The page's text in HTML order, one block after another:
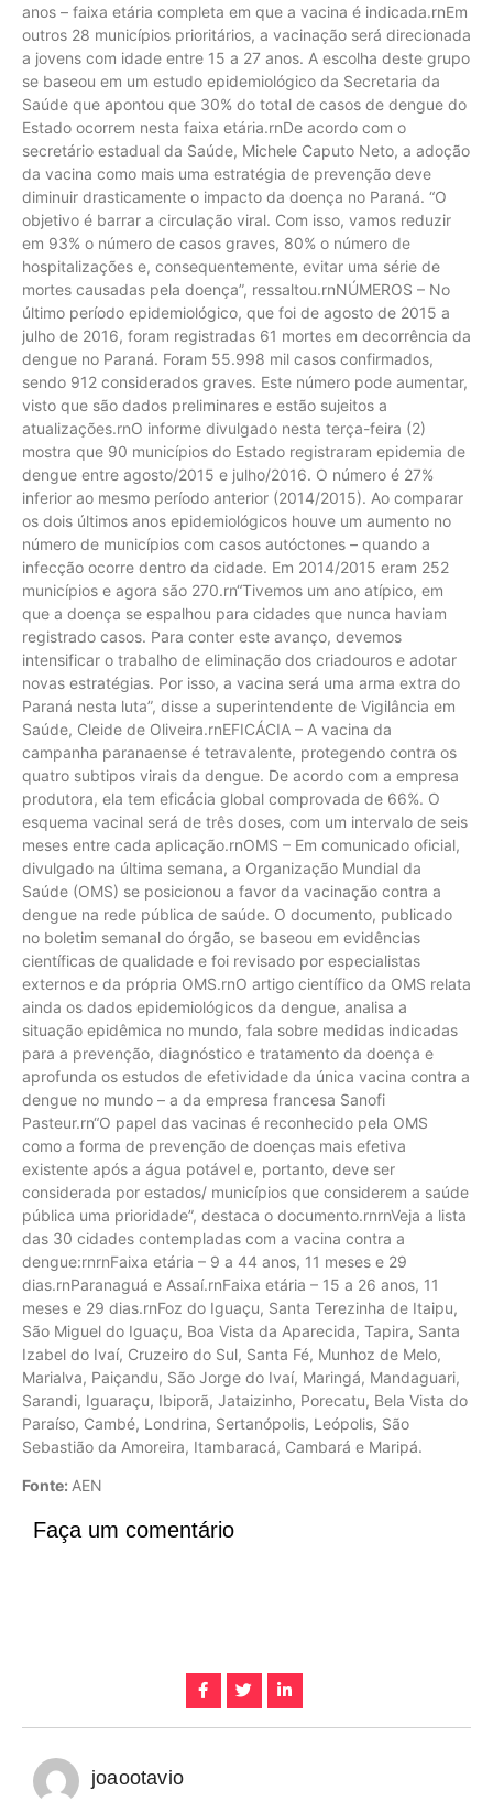
anos – faixa etária completa em que a vacina é indicada.rnEm
outros 28 municípios prioritários, a vacinação será direcionada
a jovens com idade entre 15 a 27 anos. A escolha deste grupo
se baseou em um estudo epidemiológico da Secretaria da
Saúde que apontou que 30% do total de casos de dengue do
Estado ocorrem nesta faixa etária.rnDe acordo com o
secretário estadual da Saúde, Michele Caputo Neto, a adoção
da vacina como mais uma estratégia de prevenção deve
diminuir drasticamente o impacto da doença no Paraná. “O
objetivo é barrar a circulação viral. Com isso, vamos reduzir
em 93% o número de casos graves, 80% o número de
hospitalizações e, consequentemente, evitar uma série de
mortes causadas pela doença”, ressaltou.rnNÚMEROS – No
último período epidemiológico, que foi de agosto de 2015 a
julho de 2016, foram registradas 61 mortes em decorrência da
dengue no Paraná. Foram 55.998 mil casos confirmados,
sendo 912 considerados graves. Este número pode aumentar,
visto que são dados preliminares e estão sujeitos a
atualizações.rnO informe divulgado nesta terça-feira (2)
mostra que 90 municípios do Estado registraram epidemia de
dengue entre agosto/2015 e julho/2016. O número é 27%
inferior ao mesmo período anterior (2014/2015). Ao comparar
os dois últimos anos epidemiológicos houve um aumento no
número de municípios com casos autóctones – quando a
infecção ocorre dentro da cidade. Em 2014/2015 eram 252
municípios e agora são 270.rn“Tivemos um ano atípico, em
que a doença se espalhou para cidades que nunca haviam
registrado casos. Para conter este avanço, devemos
intensificar o trabalho de eliminação dos criadouros e adotar
novas estratégias. Por isso, a vacina será uma arma extra do
Paraná nesta luta”, disse a superintendente de Vigilância em
Saúde, Cleide de Oliveira.rnEFICÁCIA – A vacina da
campanha paranaense é tetravalente, protegendo contra os
quatro subtipos virais da dengue. De acordo com a empresa
produtora, ela tem eficácia global comprovada de 66%. O
esquema vacinal será de três doses, com um intervalo de seis
meses entre cada aplicação.rnOMS – Em comunicado oficial,
divulgado na última semana, a Organização Mundial da
Saúde (OMS) se posicionou a favor da vacinação contra a
dengue na rede pública de saúde. O documento, publicado
no boletim semanal do órgão, se baseou em evidências
científicas de qualidade e foi revisado por especialistas
externos e da própria OMS.rnO artigo científico da OMS relata
ainda os dados epidemiológicos da dengue, analisa a
situação epidêmica no mundo, fala sobre medidas indicadas
para a prevenção, diagnóstico e tratamento da doença e
aprofunda os estudos de efetividade da única vacina contra a
dengue no mundo – a da empresa francesa Sanofi
Pasteur.rn“O papel das vacinas é reconhecido pela OMS
como a forma de prevenção de doenças mais efetiva
existente após a água potável e, portanto, deve ser
considerada por estados/ municípios que considerem a saúde
pública uma prioridade”, destaca o documento.rnrnVeja a lista
das 30 cidades contempladas com a vacina contra a
dengue:rnrnFaixa etária – 9 a 44 anos, 11 meses e 29
dias.rnParanaguá e Assaí.rnFaixa etária – 15 a 26 anos, 11
meses e 29 dias.rnFoz do Iguaçu, Santa Terezinha de Itaipu,
São Miguel do Iguaçu, Boa Vista da Aparecida, Tapira, Santa
Izabel do Ivaí, Cruzeiro do Sul, Santa Fé, Munhoz de Melo,
Marialva, Paiçandu, São Jorge do Ivaí, Maringá, Mandaguari,
Sarandi, Iguaraçu, Ibiporã, Jataizinho, Porecatu, Bela Vista do
Paraíso, Cambé, Londrina, Sertanópolis, Leópolis, São
Sebastião da Amoreira, Itambaracá, Cambará e Maripá.
Fonte: AEN
Faça um comentário
joaootavio